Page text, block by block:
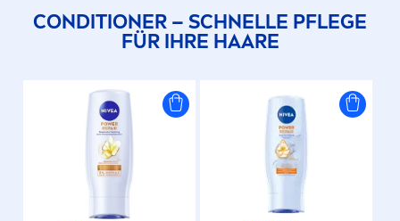
CONDITIONER – SCHNELLE PFLEGE
FÜR IHRE HAARE